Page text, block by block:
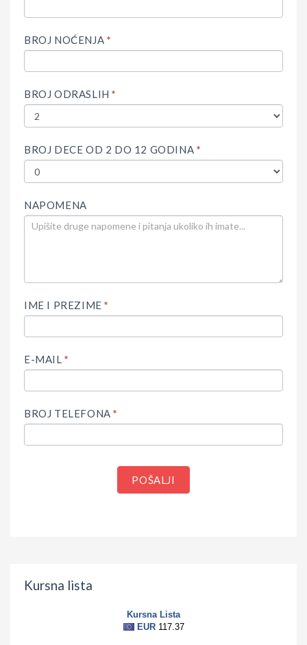
BROJ NOĆENJA *
BROJ ODRASLIH*
BROJ DECE OD 2 DO 12 GODINA *
NAPOMENA
IME I PREZIME*
E-MAIL*
BROJ TELEFONA*
POŠALJI
THIS
BLANK.
Kursna lista